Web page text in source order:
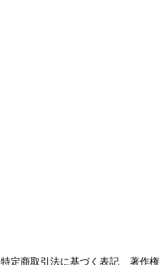
特定商取引法に基づく表記 著作権